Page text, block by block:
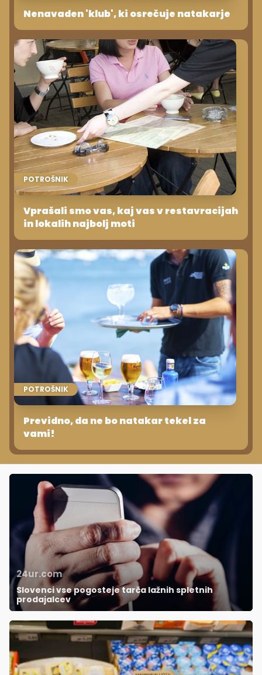
Nenavaden 'klub', ki osrečuje natakarje
POTROŠNIK
Vprašali smo vas, kaj vas v restavracijah
in lokalih najbolj moti
POTROŠNIK
Previdno, da ne bo natakar tekel za
vami!
24ur.com
Slovenci vse pogosteje tarča lažnih spletnih
prodajalcev